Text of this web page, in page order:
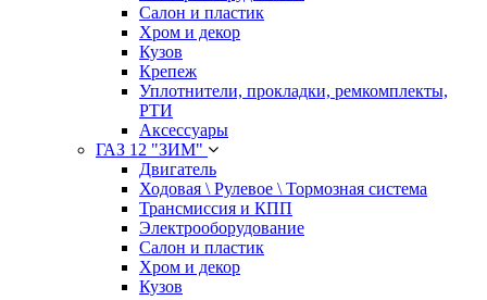
Салон и пластик
Хром и декор
Кузов
Крепеж
Уплотнители, прокладки, ремкомплекты,
РТИ
Аксессуары
ГАЗ 12 "ЗИМ"
Двигатель
Ходовая \ Рулевое \ Тормозная система
Трансмиссия и КПП
Электрооборудование
Салон и пластик
Хром и декор
Кузов